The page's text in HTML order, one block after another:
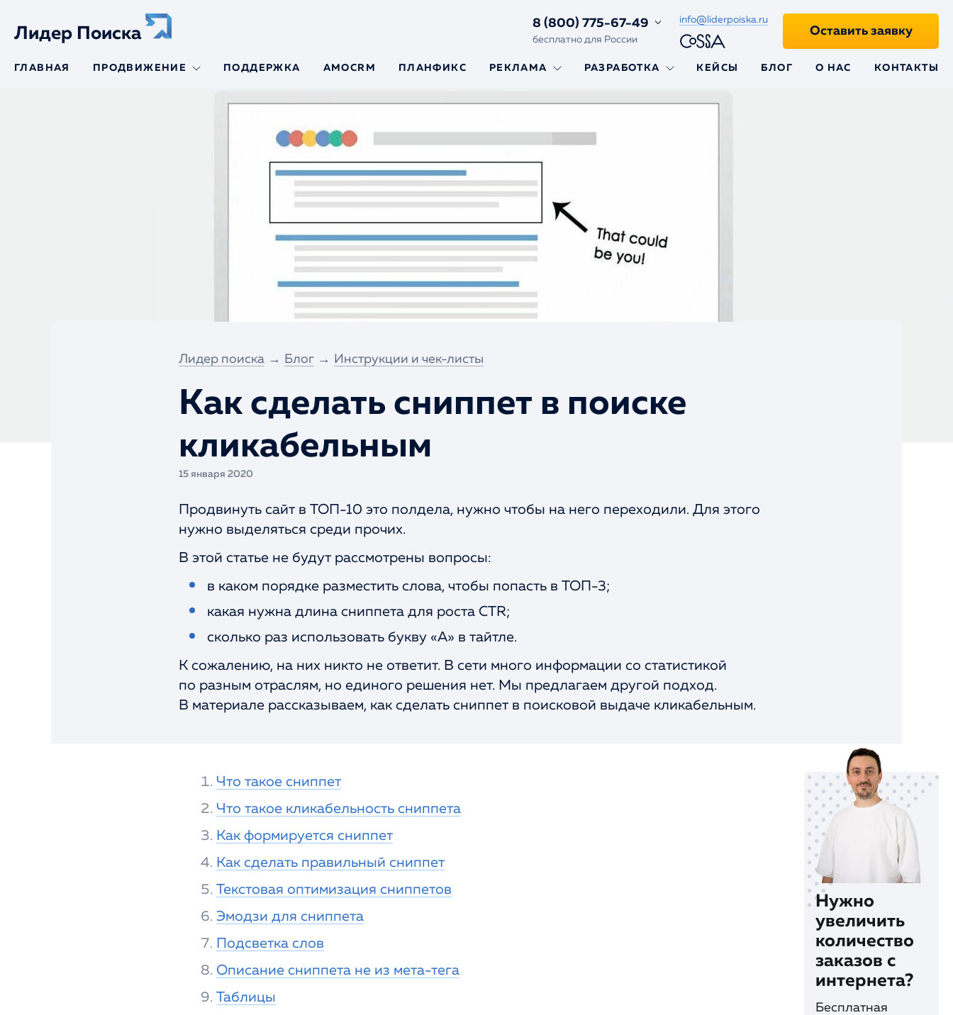
Лидер Поиска
8 (800) 775-67-49
бесплатно для России
info@liderpoiska.ru
ГЛАВНАЯ ПРОДВИЖЕНИЕ ПОДДЕРЖКА AMOCRM ПЛАНФИКС РЕКЛАМА
и Гугл Реклама
РАЗРАБОТКА
сайтов
КЕЙСЫ БЛОГ О НАС КОНТАКТЫ
Оставить заявку
Лидер поиска → Блог → Инструкции и чек-листы
Как сделать сниппет в поиске
кликабельным
15 января 2020
Продвинуть сайт в ТОП-10 это полдела, нужно чтобы на него переходили. Для этого
нужно выделяться среди прочих.
В этой статье не будут рассмотрены вопросы:
в каком порядке разместить слова, чтобы попасть в ТОП-3;
какая нужна длина сниппета для роста CTR;
сколько раз использовать букву «А» в тайтле.
К сожалению, на них никто не ответит. В сети много информации со статистикой
по разным отраслям, но единого решения нет. Мы предлагаем другой подход.
В материале рассказываем, как сделать сниппет в поисковой выдаче кликабельным.
Что такое сниппет
Что такое кликабельность сниппета
Как формируется сниппет
Как сделать правильный сниппет
Текстовая оптимизация сниппетов
Эмодзи для сниппета
Подсветка слов
Описание сниппета не из мета-тега
Таблицы
Нужно
увеличить
количество
заказов с
интернета?
Бесплатная